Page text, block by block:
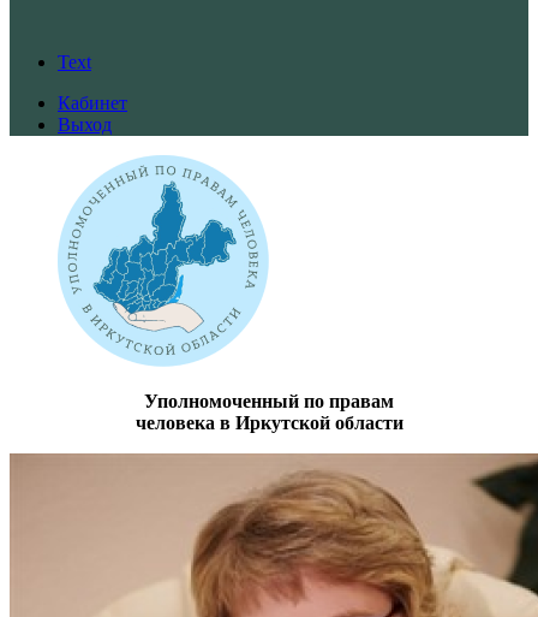
Text
Кабинет
Выход
Уполномоченный по правам
человека в Иркутской области